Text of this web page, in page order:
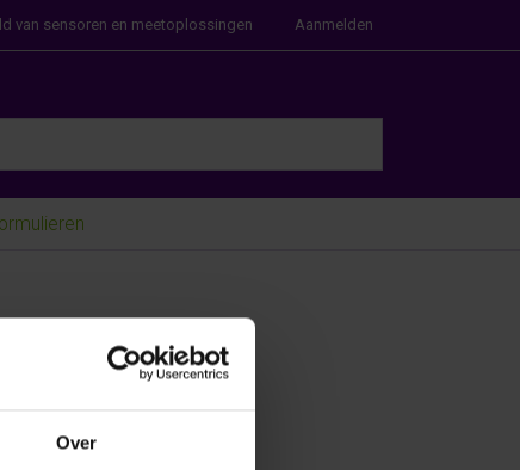
Over
van sensoren en meetoplossingen Aanmelden